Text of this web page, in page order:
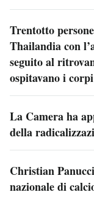
Trentotto
Thailandia con
seguito al
ospitavano i
La Camera ha
della
Christian
nazionale di